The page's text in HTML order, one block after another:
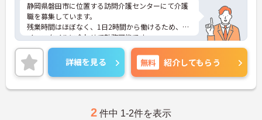
静岡県磐田市に位置する訪問介護センターにて介護
職を募集しています。
残業時間はほぼなく、1日2時間から働けるため、ラ
イフスタイルに合わせて勤務可能です。
ご興味ある方には、面接対策ポイントなど、さらに
詳細をお話しいたしますのでお気軽にご相談くださ
い。
詳細を見る 無料 紹介してもらう
2 件中 1-2件を表示